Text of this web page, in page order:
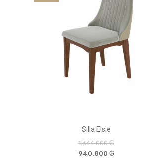
Silla Elsie
1.344.000 ₲
940.800 ₲